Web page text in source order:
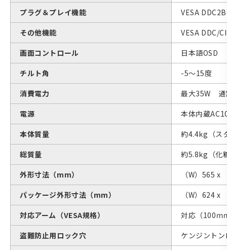
プラグ＆プレイ機能
VESA DDC2B
その他機能
VESA DDC/CI
画面コントロール
日本語OSD
チルト角
-5〜15度
消費電力
最大35W 通
電源
本体内蔵
本体質量
約4.4kg（ス
総質量
約5.8kg（化
外形寸法（mm）
（W）565 x
パッケージ外形寸法（mm）
（W）624 x
対応アーム（VESA規格）
対応（100ｍ
盗難防止用ロック穴
ケンジント